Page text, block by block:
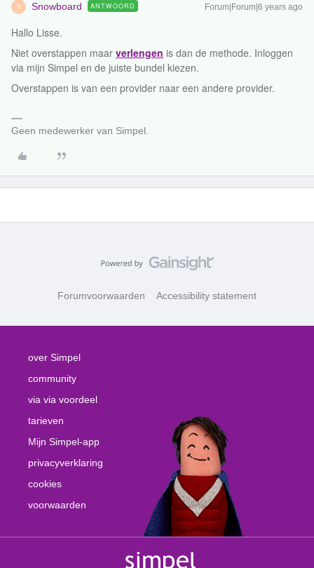
S Snowboard ANTWOORD Forum|Forum|6 years ago
Hallo Lisse.
Niet overstappen maar verlengen is dan de methode. Inloggen
via mijn Simpel en de juiste bundel kiezen.
Overstappen is van een provider naar een andere provider.
Geen medewerker van Simpel.
Forumvoorwaarden Accessibility statement
over Simpel
community
via via voordeel
tarieven
Mijn Simpel-app
privacyverklaring
cookies
voorwaarden